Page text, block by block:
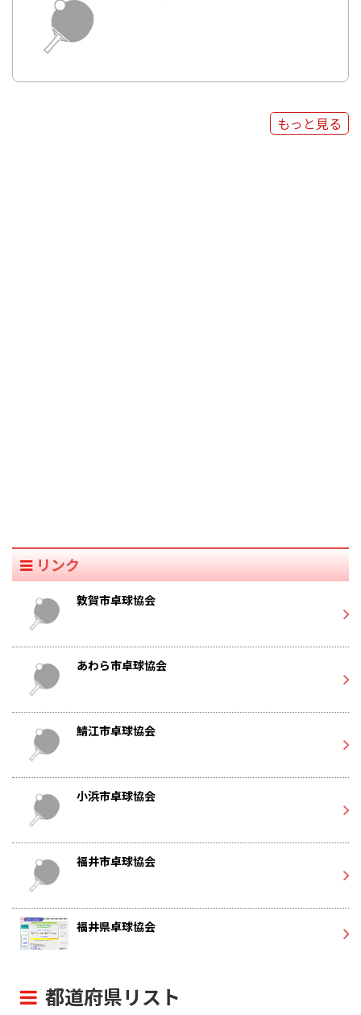
もっと見る
リンク
敦賀市卓球協会
あわら市卓球協会
鯖江市卓球協会
小浜市卓球協会
福井市卓球協会
福井県卓球協会
都道府県リスト